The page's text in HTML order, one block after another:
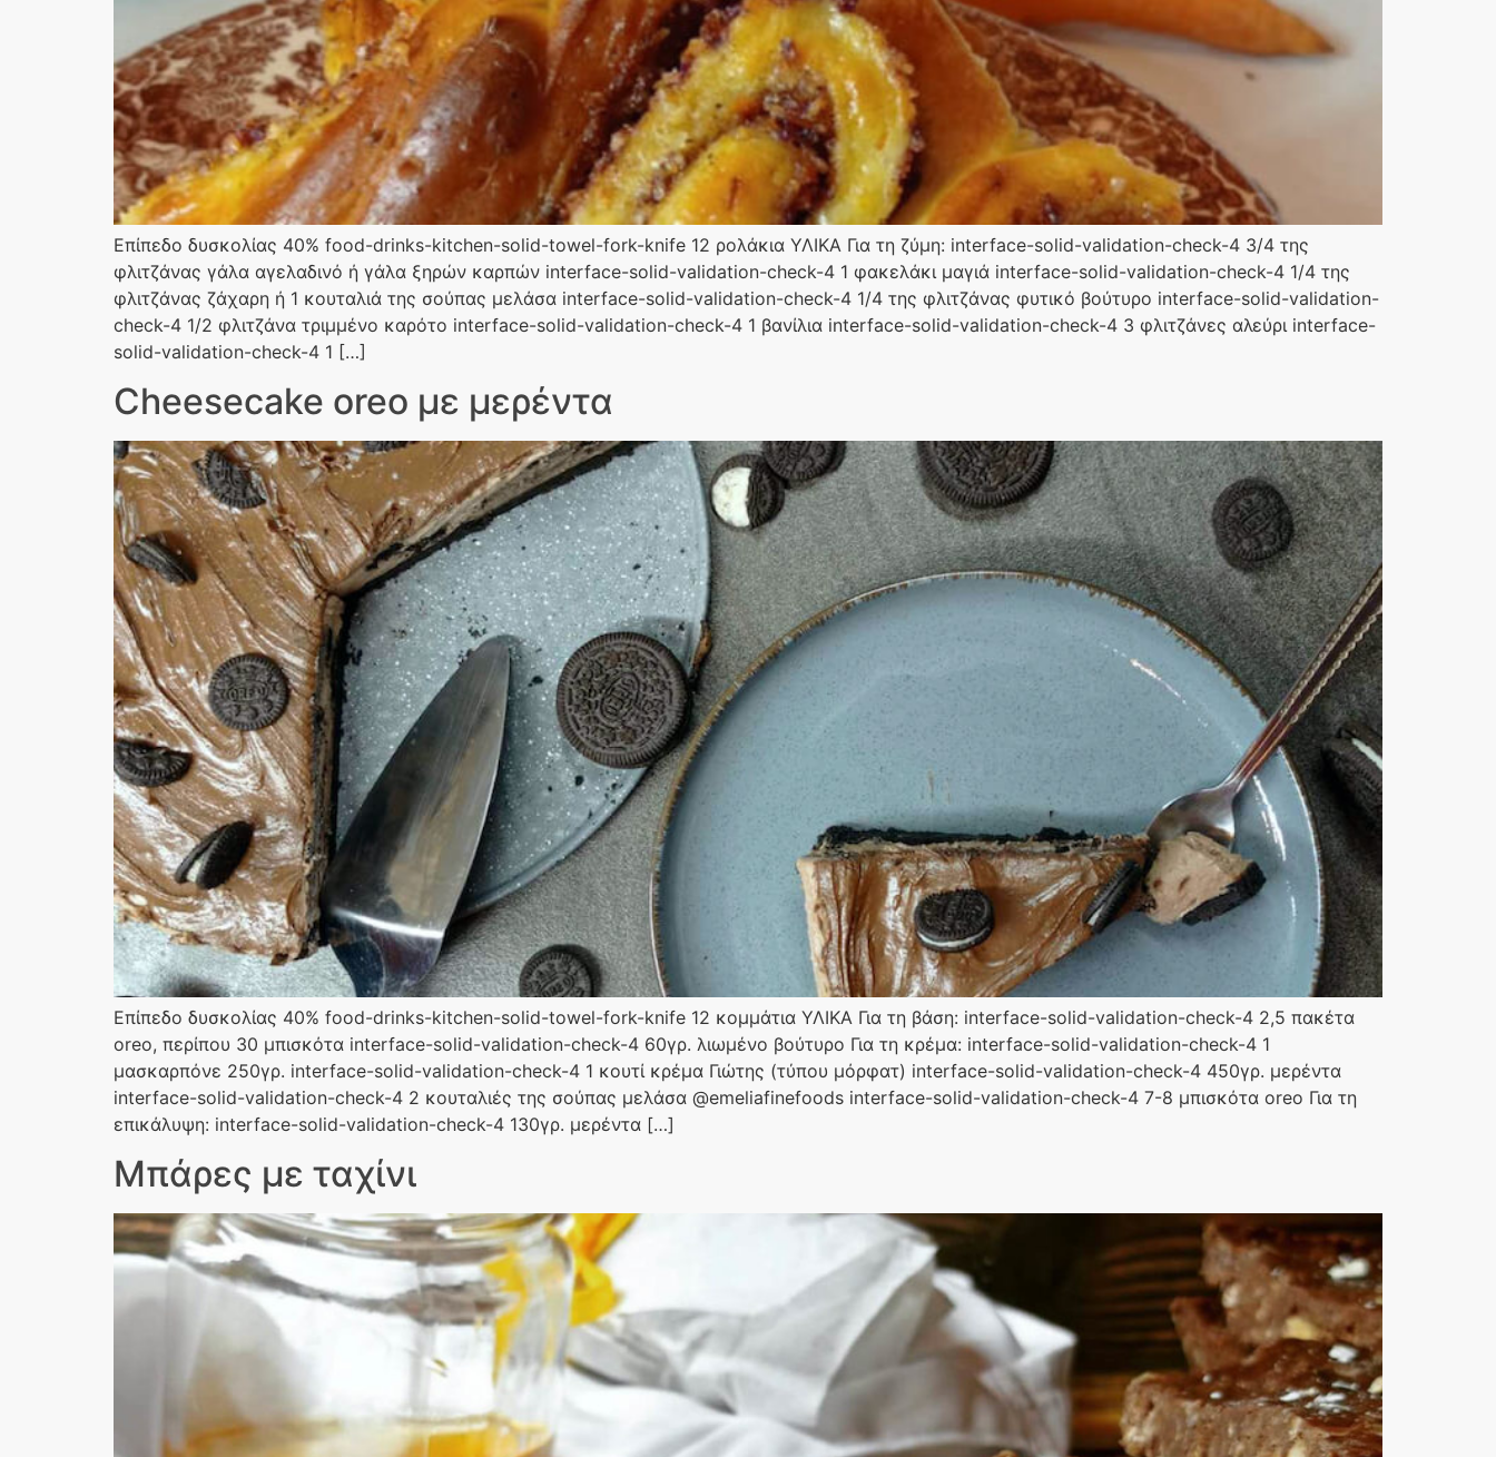
Επίπεδο δυσκολίας 40% food-drinks-kitchen-solid-towel-fork-knife 12 ρολάκια ΥΛΙΚΑ Για τη ζύμη: interface-solid-validation-check-4 3/4 της
φλιτζάνας γάλα αγελαδινό ή γάλα ξηρών καρπών interface-solid-validation-check-4 1 φακελάκι μαγιά interface-solid-validation-check-4 1/4 της
φλιτζάνας ζάχαρη ή 1 κουταλιά της σούπας μελάσα interface-solid-validation-check-4 1/4 της φλιτζάνας φυτικό βούτυρο interface-solid-validation-
check-4 1/2 φλιτζάνα τριμμένο καρότο interface-solid-validation-check-4 1 βανίλια interface-solid-validation-check-4 3 φλιτζάνες αλεύρι interface-
solid-validation-check-4 1 […]
Cheesecake oreo με μερέντα
Επίπεδο δυσκολίας 40% food-drinks-kitchen-solid-towel-fork-knife 12 κομμάτια ΥΛΙΚΑ Για τη βάση: interface-solid-validation-check-4 2,5 πακέτα
oreo, περίπου 30 μπισκότα interface-solid-validation-check-4 60γρ. λιωμένο βούτυρο Για τη κρέμα: interface-solid-validation-check-4 1
μασκαρπόνε 250γρ. interface-solid-validation-check-4 1 κουτί κρέμα Γιώτης (τύπου μόρφατ) interface-solid-validation-check-4 450γρ. μερέντα
interface-solid-validation-check-4 2 κουταλιές της σούπας μελάσα @emeliafinefoods interface-solid-validation-check-4 7-8 μπισκότα oreo Για τη
επικάλυψη: interface-solid-validation-check-4 130γρ. μερέντα […]
Μπάρες με ταχίνι